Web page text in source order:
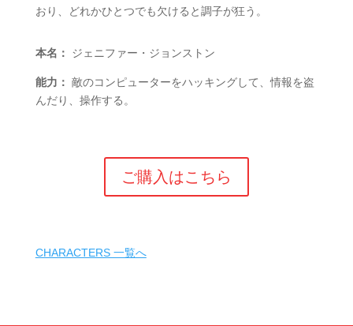
おり、どれかひとつでも欠けると調子が狂う。
本名： ジェニファー・ジョンストン
能力： 敵のコンピューターをハッキングして、情報を盗
んだり、操作する。
ご購入はこちら
CHARACTERS 一覧へ